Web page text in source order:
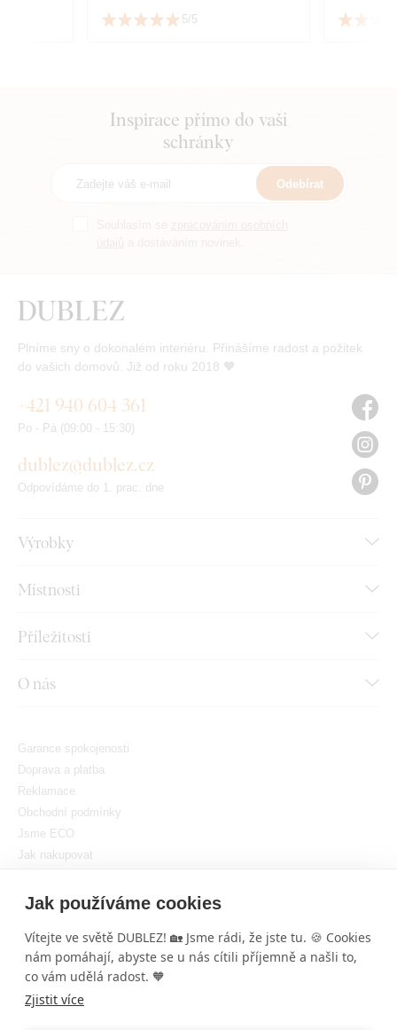
Jak používáme cookies
Vítejte ve světě DUBLEZ! 🏡 Jsme rádi, že jste tu. 🍪 Cookies
nám pomáhají, abyste se u nás cítili příjemně a našli to,
co vám udělá radost. 🧡
Zjistit více
5/5
Inspirace přímo do vaší
schránky
Odebírat
Plníme sny o dokonalém interiéru. Přinášíme radost a požitek
do vašich domovů. Již od roku 2018 🧡
Výrobky
Místnosti
Příležitosti
O nás
+421 940 604 361
Po - Pá (09:00 - 15:30)
dublez@dublez.cz
Odpovídáme do 1. prac. dne
Garance spokojenosti
Doprava a platba
Reklamace
Obchodní podmínky
Jsme ECO
Jak nakupovat
Nastavit cookies